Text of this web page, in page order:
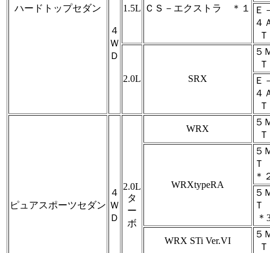
ハードトップセダン
４
Ｗ
Ｄ
1.5L ＣＳ－エクストラ ＊１
Ｅ
４
Ｔ
2.0L SRX
５
Ｔ
Ｅ
４
Ｔ
ピュアスポーツセダン
４
Ｗ
Ｄ
2.0L
タ
ー
ボ
WRX
５
Ｔ
WRXtypeRA
５
＊
５
＊
WRX STi Ver.VI
５
Ｔ